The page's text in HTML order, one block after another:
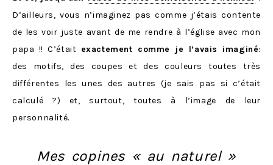
D’ailleurs, vous n’imaginez pas comme j’étais contente
de les voir juste avant de me rendre à l’église avec mon
papa !! C’était exactement comme je l’avais imaginé:
des motifs, des coupes et des couleurs toutes très
différentes les unes des autres (je sais pas si c’était
calculé ?) et, surtout, toutes à l’image de leur
personnalité.
Mes copines « au naturel »